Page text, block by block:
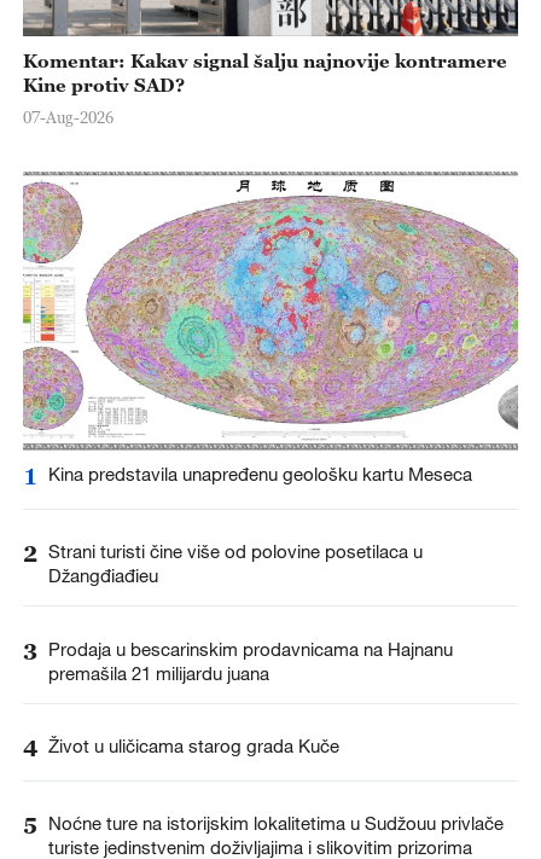
Komentar: Kakav signal šalju najnovije kontramere
Kine protiv SAD?
07-Aug-2026
1 Kina predstavila unapređenu geološku kartu Meseca
2 Strani turisti čine više od polovine posetilaca u
Džangđiađieu
3 Prodaja u bescarinskim prodavnicama na Hajnanu
premašila 21 milijardu juana
4 Život u uličicama starog grada Kuče
5
Noćne ture na istorijskim lokalitetima u Sudžouu privlače
turiste jedinstvenim doživljajima i slikovitim prizorima